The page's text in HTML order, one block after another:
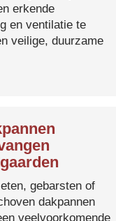
erkende
en ventilatie te
veilige, duurzame
gebarsten of
dakpannen
veelvoorkomende